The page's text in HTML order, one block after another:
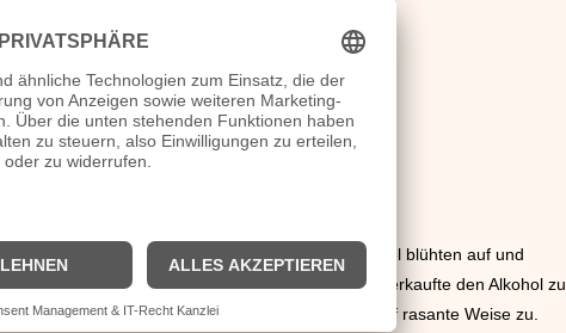
Ansehen. Die Prostitution und das Glücksspiel blühten auf und
Capone die Lage schnell auszunutzen und verkaufte den Alkohol zu
bewirken sollte, nahm sie durch das Verbot auf rasante Weise zu.